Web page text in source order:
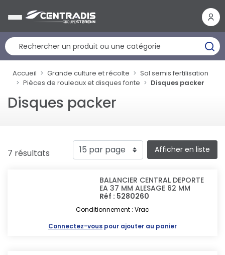
Accueil Grande culture et récolte
Sol semis fertilisation
Pièces de rouleaux et disques fonte
Disques packer
Disques packer
7 résultats Afficher en liste
BALANCIER CENTRAL DEPORTE
EA 37 MM ALESAGE 62 MM
Réf : 5280260
Conditionnement : Vrac
Connectez-vous pour ajouter au panier